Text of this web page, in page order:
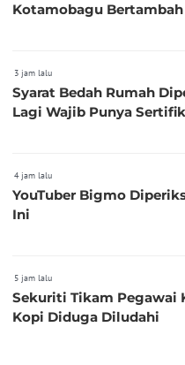
Kotamobagu Bertambah
3 jam lalu
Syarat Bedah Rumah
Lagi Wajib Punya
4 jam lalu
YouTuber Bigmo
Ini
5 jam lalu
Sekuriti Tikam Pegawai
Kopi Diduga Diludahi